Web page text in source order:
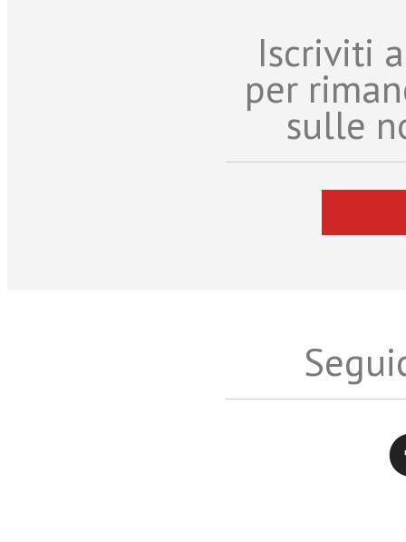
Iscriviti
per
sulle